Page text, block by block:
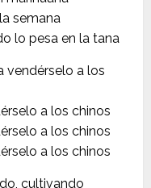
semana
lo pesa en la tana
vendérselo a los
a los chinos
a los chinos
a los chinos
cultivando